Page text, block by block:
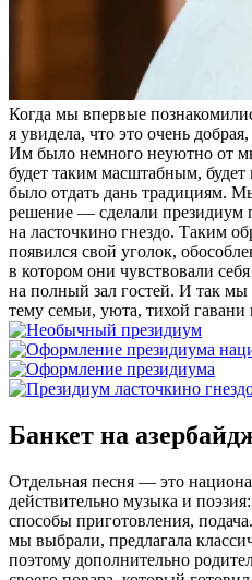
Когда мы впервые
я увидела, что это очень
Им было немного неуютно от
будет таким масштабным,
было отдать дань традициям.
решение — сделали президиум
на ласточкино гнездо. Таким
появился свой уголок,
в котором они чувствовали
на полный зал гостей. И так
тему семьи, уюта, тихой
Банкет на
Отдельная песня — это
действительно музыка и
способы приготовления,
мы выбрали, предлагала
поэтому дополнительно